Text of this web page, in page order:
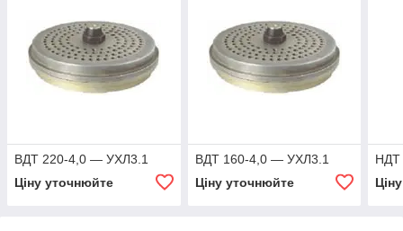
ВДТ 220-4,0 — УХЛ3.1
Ціну уточнюйте
ВДТ 160-4,0 — УХЛ3.1
Ціну уточнюйте
НДТ